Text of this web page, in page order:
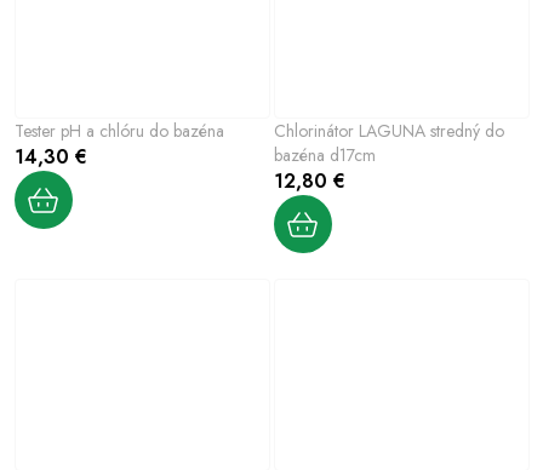
Tester pH a chlóru do bazéna
14,30 €
Chlorinátor LAGUNA stredný do
bazéna d17cm
12,80 €